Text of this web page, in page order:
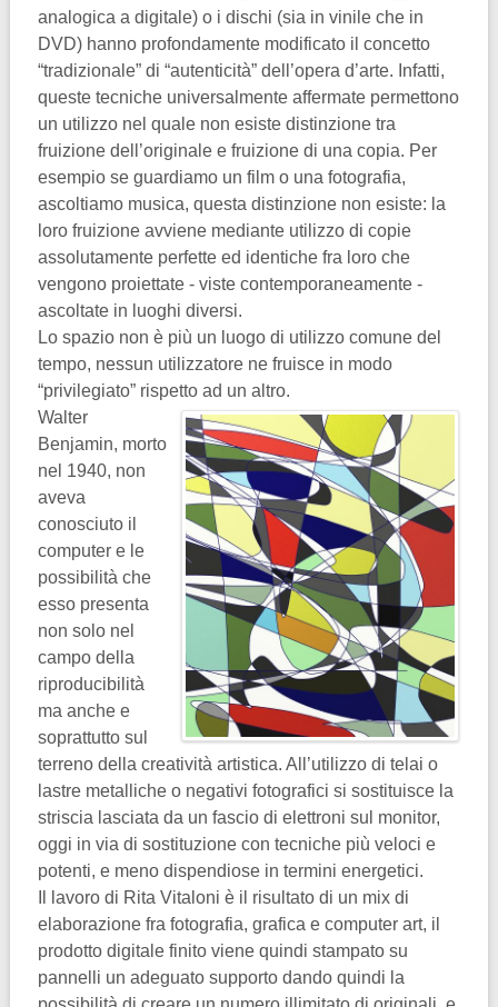
analogica a digitale) o i dischi (sia in vinile che in
DVD) hanno profondamente modificato il concetto
“tradizionale” di “autenticità” dell’opera d’arte. Infatti,
queste tecniche universalmente affermate permettono
un utilizzo nel quale non esiste distinzione tra
fruizione dell’originale e fruizione di una copia. Per
esempio se guardiamo un film o una fotografia,
ascoltiamo musica, questa distinzione non esiste: la
loro fruizione avviene mediante utilizzo di copie
assolutamente perfette ed identiche fra loro che
vengono proiettate - viste contemporaneamente -
ascoltate in luoghi diversi.
Lo spazio non è più un luogo di utilizzo comune del
tempo, nessun utilizzatore ne fruisce in modo
“privilegiato” rispetto ad un altro.
Walter
Benjamin, morto
nel 1940, non
aveva
conosciuto il
computer e le
possibilità che
esso presenta
non solo nel
campo della
riproducibilità
ma anche e
soprattutto sul
terreno della creatività artistica. All’utilizzo di telai o
lastre metalliche o negativi fotografici si sostituisce la
striscia lasciata da un fascio di elettroni sul monitor,
oggi in via di sostituzione con tecniche più veloci e
potenti, e meno dispendiose in termini energetici.
Il lavoro di Rita Vitaloni è il risultato di un mix di
elaborazione fra fotografia, grafica e computer art, il
prodotto digitale finito viene quindi stampato su
pannelli un adeguato supporto dando quindi la